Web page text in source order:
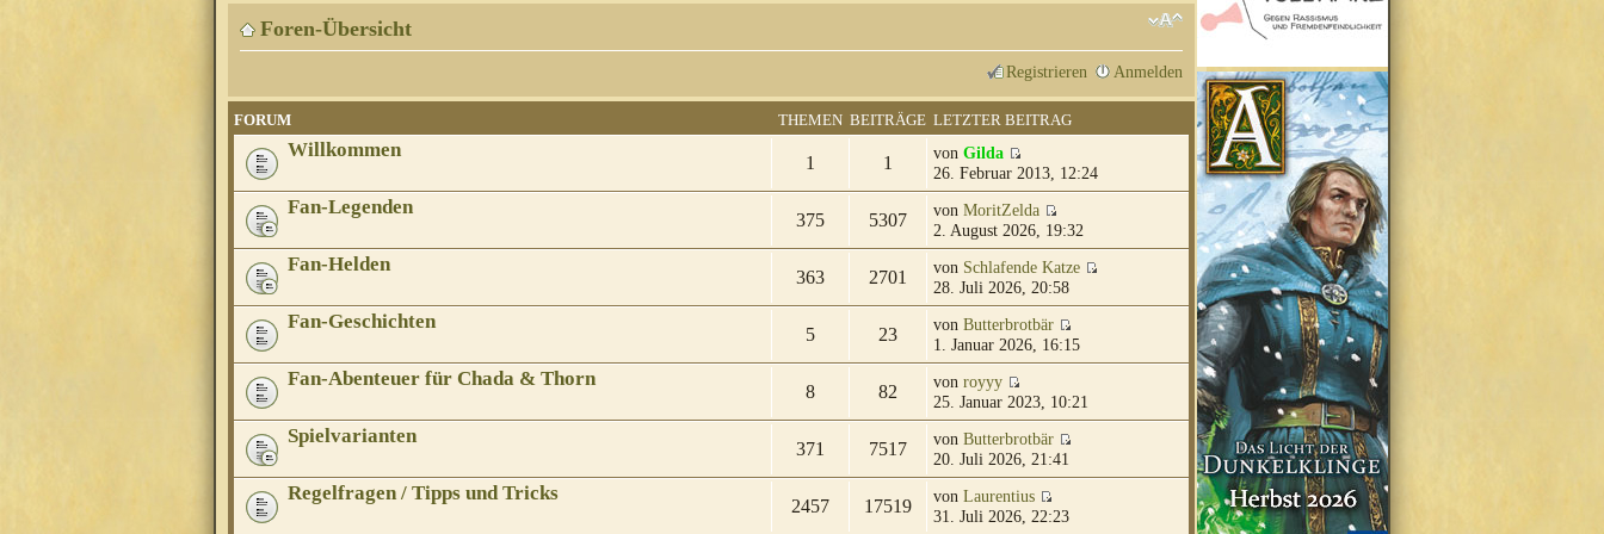
Foren-Übersicht
Registrieren Anmelden
FORUM THEMEN BEITRÄGE LETZTER BEITRAG
Willkommen
1 1 von Gilda
26. Februar 2013, 12:24
Fan-Legenden
375 5307 von MoritZelda
2. August 2026, 19:32
Fan-Helden
363 2701 von Schlafende Katze
28. Juli 2026, 20:58
Fan-Geschichten
5 23 von Butterbrotbär
1. Januar 2026, 16:15
Fan-Abenteuer für Chada & Thorn
8 82 von royyy
25. Januar 2023, 10:21
Spielvarianten
371 7517 von Butterbrotbär
20. Juli 2026, 21:41
Regelfragen / Tipps und Tricks
2457 17519 von Laurentius
31. Juli 2026, 22:23